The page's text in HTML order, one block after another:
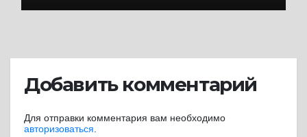
Добавить комментарий
Для отправки комментария вам необходимо
авторизоваться